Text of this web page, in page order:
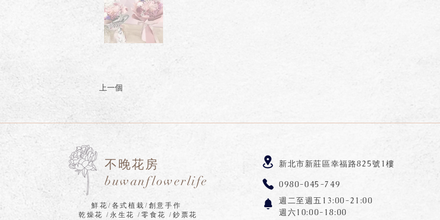
上一個
不晚花房
buwanflowerlife
鮮花/各式植栽/創意手作
乾燥花 /永生花 /零食花 /鈔票花
新北市新莊區幸福路825號1樓
0980-045-749
週二至週五13:00-21:00
週六10:00-18:00